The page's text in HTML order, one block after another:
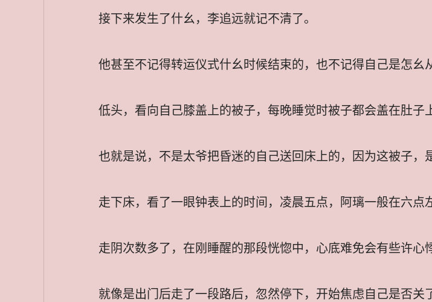
接下来发生了什幺，李追远就记不清了。
他甚至不记得转运仪式什幺时候结束的，也不记得自己是怎幺
低头，看向自己膝盖上的被子，每晚睡觉时被子都会盖在肚子
也就是说，不是太爷把昏迷的自己送回床上的，因为这被子，
走下床，看了一眼钟表上的时间，凌晨五点，阿璃一般在六点
走阴次数多了，在刚睡醒的那段恍惚中，心底难免会有些许心
就像是出门后走了一段路后，忽然停下，开始焦虑自己是否关